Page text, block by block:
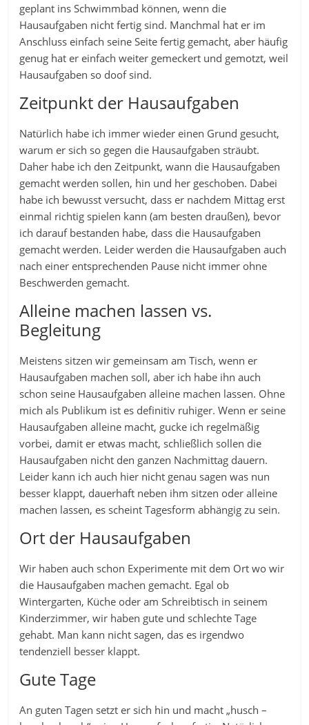
geplant ins Schwimmbad können, wenn die
Hausaufgaben nicht fertig sind. Manchmal hat er im
Anschluss einfach seine Seite fertig gemacht, aber häufig
genug hat er einfach weiter gemeckert und gemotzt, weil
Hausaufgaben so doof sind.
Zeitpunkt der Hausaufgaben
Natürlich habe ich immer wieder einen Grund gesucht,
warum er sich so gegen die Hausaufgaben sträubt.
Daher habe ich den Zeitpunkt, wann die Hausaufgaben
gemacht werden sollen, hin und her geschoben. Dabei
habe ich bewusst versucht, dass er nachdem Mittag erst
einmal richtig spielen kann (am besten draußen), bevor
ich darauf bestanden habe, dass die Hausaufgaben
gemacht werden. Leider werden die Hausaufgaben auch
nach einer entsprechenden Pause nicht immer ohne
Beschwerden gemacht.
Alleine machen lassen vs.
Begleitung
Meistens sitzen wir gemeinsam am Tisch, wenn er
Hausaufgaben machen soll, aber ich habe ihn auch
schon seine Hausaufgaben alleine machen lassen. Ohne
mich als Publikum ist es definitiv ruhiger. Wenn er seine
Hausaufgaben alleine macht, gucke ich regelmäßig
vorbei, damit er etwas macht, schließlich sollen die
Hausaufgaben nicht den ganzen Nachmittag dauern.
Leider kann ich auch hier nicht genau sagen was nun
besser klappt, dauerhaft neben ihm sitzen oder alleine
machen lassen, es scheint Tagesform abhängig zu sein.
Ort der Hausaufgaben
Wir haben auch schon Experimente mit dem Ort wo wir
die Hausaufgaben machen gemacht. Egal ob
Wintergarten, Küche oder am Schreibtisch in seinem
Kinderzimmer, wir haben gute und schlechte Tage
gehabt. Man kann nicht sagen, das es irgendwo
tendenziell besser klappt.
Gute Tage
An guten Tagen setzt er sich hin und macht „husch –